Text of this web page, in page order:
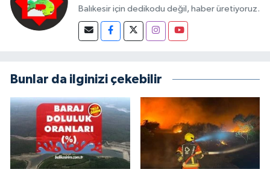
Balıkesir için dedikodu değil, haber üretiyoruz.
Bunlar da ilginizi çekebilir